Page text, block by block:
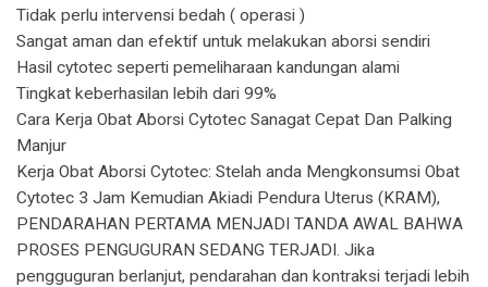
Tidak perlu intervensi bedah ( operasi )
Sangat aman dan efektif untuk melakukan aborsi sendiri
Hasil cytotec seperti pemeliharaan kandungan alami
Tingkat keberhasilan lebih dari 99%
Cara Kerja Obat Aborsi Cytotec Sanagat Cepat Dan Palking
Manjur
Kerja Obat Aborsi Cytotec: Stelah anda Mengkonsumsi Obat
Cytotec 3 Jam Kemudian Akiadi Pendura Uterus (KRAM),
PENDARAHAN PERTAMA MENJADI TANDA AWAL BAHWA
PROSES PENGUGURAN SEDANG TERJADI. Jika
pengguguran berlanjut, pendarahan dan kontraksi terjadi lebih